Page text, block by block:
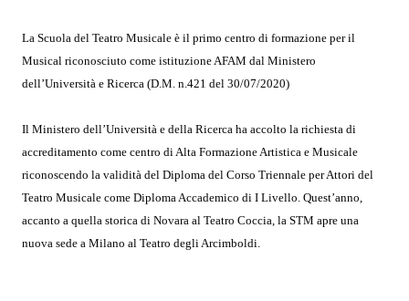
La Scuola del Teatro Musicale è il primo centro di formazione per il
Musical riconosciuto come istituzione AFAM dal Ministero
dell’Università e Ricerca (D.M. n.421 del 30/07/2020)
Il Ministero dell’Università e della Ricerca ha accolto la richiesta di
accreditamento come centro di Alta Formazione Artistica e Musicale
riconoscendo la validità del Diploma del Corso Triennale per Attori del
Teatro Musicale come Diploma Accademico di I Livello. Quest’anno,
accanto a quella storica di Novara al Teatro Coccia, la STM apre una
nuova sede a Milano al Teatro degli Arcimboldi.